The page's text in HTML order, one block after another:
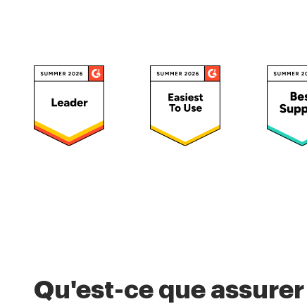
Qu'est-ce que